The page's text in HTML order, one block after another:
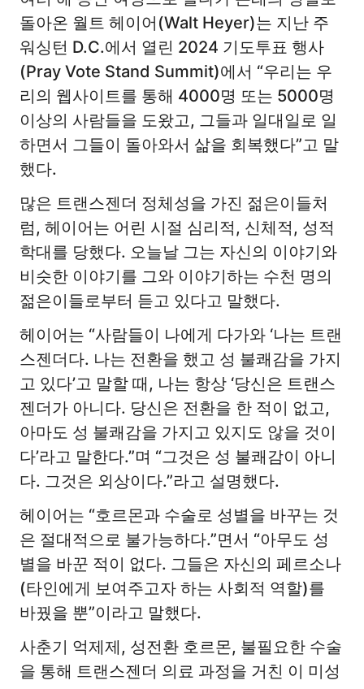
돌아온 월트 헤이어(Walt Heyer)는 지난 주
워싱턴 D.C.에서 열린 2024 기도투표 행사
(Pray Vote Stand Summit)에서 “우리는 우
리의 웹사이트를 통해 4000명 또는 5000명
이상의 사람들을 도왔고, 그들과 일대일로 일
하면서 그들이 돌아와서 삶을 회복했다”고 말
했다.
많은 트랜스젠더 정체성을 가진 젊은이들처
럼, 헤이어는 어린 시절 심리적, 신체적, 성적
학대를 당했다. 오늘날 그는 자신의 이야기와
비슷한 이야기를 그와 이야기하는 수천 명의
젊은이들로부터 듣고 있다고 말했다.
헤이어는 “사람들이 나에게 다가와 ‘나는 트랜
스젠더다. 나는 전환을 했고 성 불쾌감을 가지
고 있다’고 말할 때, 나는 항상 ‘당신은 트랜스
젠더가 아니다. 당신은 전환을 한 적이 없고,
아마도 성 불쾌감을 가지고 있지도 않을 것이
다’라고 말한다.”며 “그것은 성 불쾌감이 아니
다. 그것은 외상이다.”라고 설명했다.
헤이어는 “호르몬과 수술로 성별을 바꾸는 것
은 절대적으로 불가능하다.”면서 “아무도 성
별을 바꾼 적이 없다. 그들은 자신의 페르소나
(타인에게 보여주고자 하는 사회적 역할)를
바꿨을 뿐”이라고 말했다.
사춘기 억제제, 성전환 호르몬, 불필요한 수술
을 통해 트랜스젠더 의료 과정을 거친 이 미성